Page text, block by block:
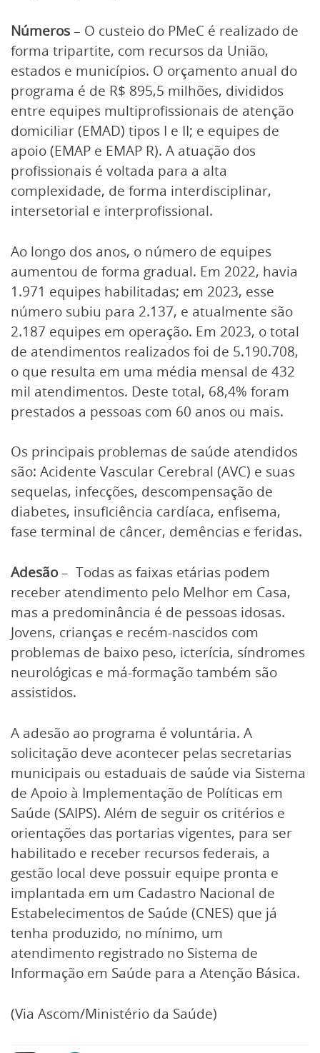
Números– O custeio do PMeC é realizado de
forma tripartite, com recursos da União,
estados e municípios. O orçamento anual do
programa é de R$ 895,5 milhões, divididos
entre equipes multiprofissionais de atenção
domiciliar (EMAD) tipos I e II; e equipes de
apoio (EMAP e EMAP R). A atuação dos
profissionais é voltada para a alta
complexidade, de forma interdisciplinar,
intersetorial e interprofissional.
Ao longo dos anos, o número de equipes
aumentou de forma gradual. Em 2022, havia
1.971 equipes habilitadas; em 2023, esse
número subiu para 2.137, e atualmente são
2.187 equipes em operação. Em 2023, o total
de atendimentos realizados foi de 5.190.708,
o que resulta em uma média mensal de 432
mil atendimentos. Deste total, 68,4% foram
prestados a pessoas com 60 anos ou mais.
Os principais problemas de saúde atendidos
são: Acidente Vascular Cerebral (AVC) e suas
sequelas, infecções, descompensação de
diabetes, insuficiência cardíaca, enfisema,
fase terminal de câncer, demências e feridas.
Adesão– Todas as faixas etárias podem
receber atendimento pelo Melhor em Casa,
mas a predominância é de pessoas idosas.
Jovens, crianças e recém-nascidos com
problemas de baixo peso, icterícia, síndromes
neurológicas e má-formação também são
assistidos.
A adesão ao programa é voluntária. A
solicitação deve acontecer pelas secretarias
municipais ou estaduais de saúde via Sistema
de Apoio à Implementação de Políticas em
Saúde (SAIPS). Além de seguir os critérios e
orientações das portarias vigentes, para ser
habilitado e receber recursos federais, a
gestão local deve possuir equipe pronta e
implantada em um Cadastro Nacional de
Estabelecimentos de Saúde (CNES) que já
tenha produzido, no mínimo, um
atendimento registrado no Sistema de
Informação em Saúde para a Atenção Básica.
(Via Ascom/Ministério da Saúde)